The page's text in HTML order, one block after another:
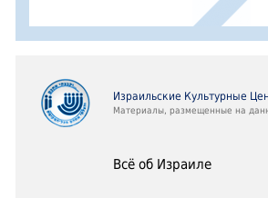
Израильские Культурные
Материалы, размещенные на
Всё об Израиле